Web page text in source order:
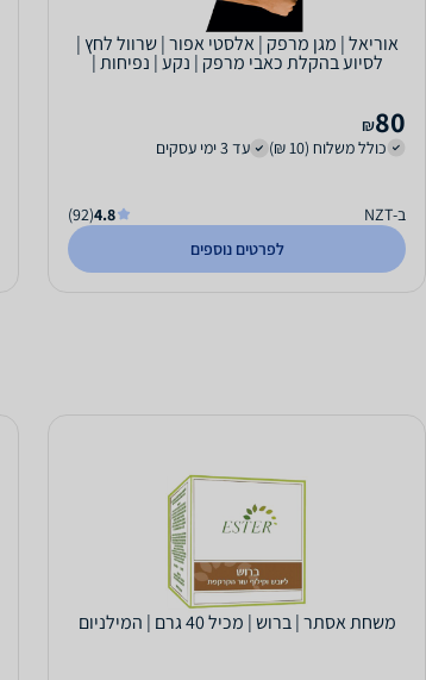
אוריאל | מגן מרפק | אלסטי אפור | שרוול לחץ |
לסיוע בהקלת כאבי מרפק | נקע | נפיחות |
80
₪
כולל משלוח (10 ₪)
עד 3 ימי עסקים
ב-NZT 4.8
(92)
לפרטים נוספים
משחת אסתר | ברוש | מכיל 40 גרם | המילניום